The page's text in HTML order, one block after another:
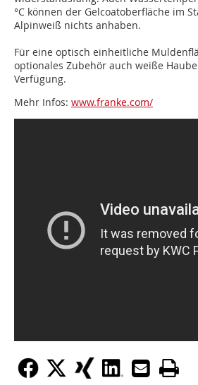
°C können der Gelcoatoberfläche im
Alpinweiß nichts anhaben.
Für eine optisch einheitliche
optionales Zubehör auch weiße
Verfügung.
Mehr Infos: www.franke.com/